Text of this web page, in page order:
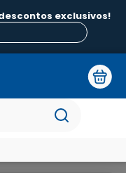
exclusivos!